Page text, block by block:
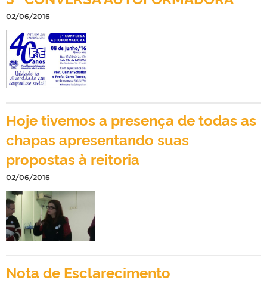
02/06/2016
Hoje tivemos a presença de todas as
chapas apresentando suas
propostas à reitoria
02/06/2016
Nota de Esclarecimento